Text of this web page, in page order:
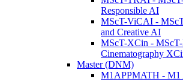
Responsible AI
MScT-ViCAI -
and Creative AI
MScT-XCin - MScT-
Cinematography
Master (DNM)
M1APPMATH - M1